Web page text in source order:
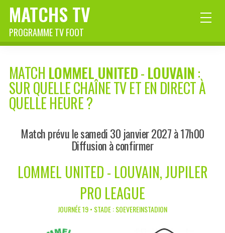
MATCHS TV
PROGRAMME TV FOOT
MATCH LOMMEL UNITED-LOUVAIN:
SUR QUELLE CHAÎNE TV ET EN DIRECT À
QUELLE HEURE ?
Match prévu le samedi 30 janvier 2027 à 17h00
Diffusion à confirmer
LOMMEL UNITED - LOUVAIN, JUPILER
PRO LEAGUE
JOURNÉE 19 • STADE : SOEVEREINSTADION